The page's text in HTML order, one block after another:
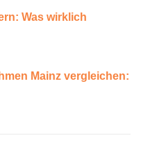
Was wirklich
Mainz vergleichen: